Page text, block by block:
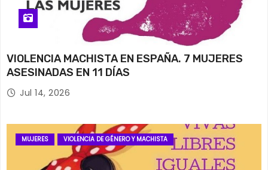
VIOLENCIA MACHISTA EN ESPAÑA. 7 MUJERES
ASESINADAS EN 11 DÍAS
Jul 14, 2026
MUJERES VIOLENCIA DE GÉNERO Y MACHISTA